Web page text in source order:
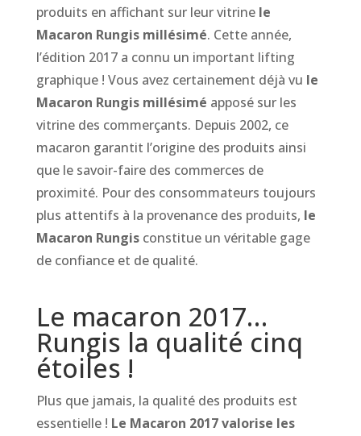
produits en affichant sur leur vitrinele
Macaron Rungis millésimé. Cette année,
l’édition 2017 a connu un important lifting
graphique ! Vous avez certainement déjà vu le
Macaron Rungis millésimé apposé sur les
vitrine des commerçants. Depuis 2002, ce
macaron garantit l’origine des produits ainsi
que le savoir-faire des commerces de
proximité. Pour des consommateurs toujours
plus attentifs à la provenance des produits, le
Macaron Rungisconstitue un véritable gage
de confiance et de qualité.
Le macaron 2017…
Rungis la qualité cinq
étoiles !
Plus que jamais, la qualité des produits est
essentielle ! Le Macaron 2017 valorise les